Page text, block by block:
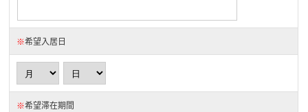
※希望入居日
※希望滞在期間